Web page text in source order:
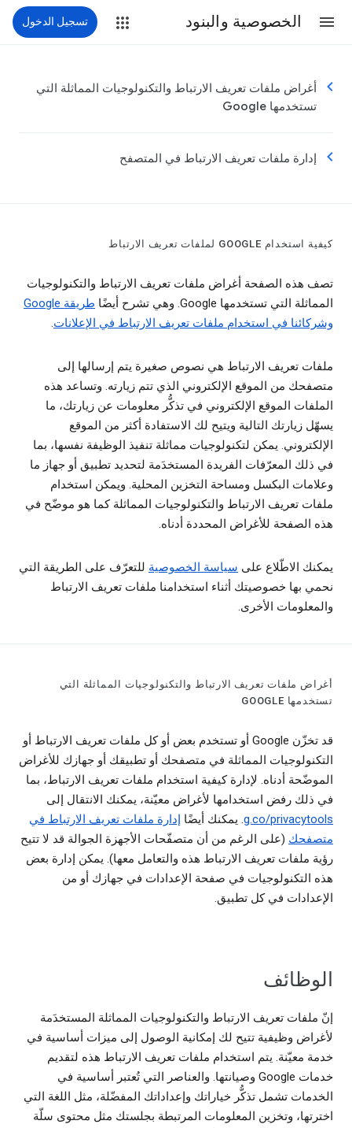
الخصوصية والبنود تسجيل الدخول
أغراض ملفات تعريف الارتباط والتكنولوجيات المماثلة التي
تستخدمها Google
إدارة ملفات تعريف الارتباط في المتصفح
كيفية استخدام GOOGLE لملفات تعريف الارتباط
تصف هذه الصفحة أغراض ملفات تعريف الارتباط والتكنولوجيات
المماثلة التي تستخدمها Google. وهي تشرح أيضًا
طريقة Google
وشركائنا في استخدام ملفات تعريف الارتباط في الإعلانات.
ملفات تعريف الارتباط هي نصوص صغيرة يتم إرسالها إلى
متصفحك من الموقع الإلكتروني الذي تتم زيارته. وتساعد هذه
الملفات الموقع الإلكتروني في تذكُّر معلومات عن زيارتك، ما
يسهّل زيارتك التالية ويتيح لك الاستفادة أكثر من الموقع
الإلكتروني. يمكن لتكنولوجيات مماثلة تنفيذ الوظيفة نفسها، بما
في ذلك المعرّفات الفريدة المستخدَمة لتحديد تطبيق أو جهاز ما
وعلامات البكسل ومساحة التخزين المحلية. ويمكن استخدام
ملفات تعريف الارتباط والتكنولوجيات المماثلة كما هو موضّح في
هذه الصفحة للأغراض المحددة أدناه.
يمكنك الاطّلاع على سياسة الخصوصية للتعرّف على الطريقة التي
نحمي بها خصوصيتك أثناء استخدامنا ملفات تعريف الارتباط
والمعلومات الأخرى.
أغراض ملفات تعريف الارتباط والتكنولوجيات المماثلة التي
تستخدمها GOOGLE
قد تخزّن Google أو تستخدم بعض أو كل ملفات تعريف الارتباط أو
التكنولوجيات المماثلة في متصفحك أو تطبيقك أو جهازك للأغراض
الموضّحة أدناه. لإدارة كيفية استخدام ملفات تعريف الارتباط، بما
في ذلك رفض استخدامها لأغراض معيّنة، يمكنك الانتقال إلى
g.co/privacytools. يمكنك أيضًا إدارة ملفات تعريف الارتباط في
متصفحك (على الرغم من أن متصفّحات الأجهزة الجوالة قد لا تتيح
رؤية ملفات تعريف الارتباط هذه والتعامل معها). يمكن إدارة بعض
هذه التكنولوجيات في صفحة الإعدادات في جهازك أو من
الإعدادات في كل تطبيق.
الوظائف
إنّ ملفات تعريف الارتباط والتكنولوجيات المماثلة المستخدَمة
لأغراض وظيفية تتيح لك إمكانية الوصول إلى ميزات أساسية في
خدمة معيّنة. يتم استخدام ملفات تعريف الارتباط هذه لتقديم
خدمات Google وصيانتها. والعناصر التي تُعتبر أساسية في
الخدمات تشمل تذكُّر خياراتك وإعداداتك المفضّلة، مثل اللغة التي
اخترتها، وتخزين المعلومات المرتبطة بجلستك مثل محتوى سلّة